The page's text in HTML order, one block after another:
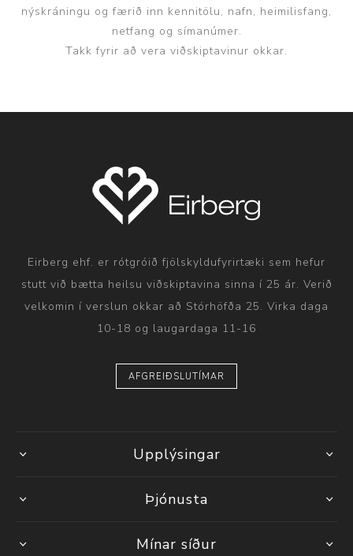
nýskráningu og færið inn kennitölu, nafn, heimilisfang,
netfang og símanúmer.
Takk fyrir að vera viðskiptavinur okkar.
Eirberg ehf. er rótgróið fjölskyldufyrirtæki sem hefur
stutt við bætta heilsu viðskiptavina sinna í 25 ár. Verið
velkomin í verslun okkar að Stórhöfða 25. Virka daga
10-18 og laugardaga 11-16
AFGREIÐSLUTÍMAR
Upplýsingar
Þjónusta
Mínar síður